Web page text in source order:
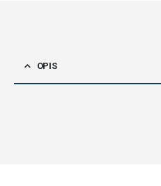
OPIS